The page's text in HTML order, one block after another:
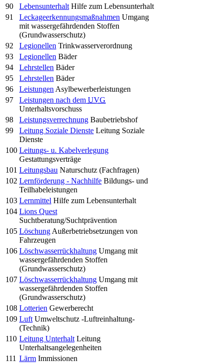
90
Lebensunterhalt Hilfe zum Lebensunterhalt
91
Leckageerkennungsmaßnahmen Umgang
mit wassergefährdenden Stoffen
(Grundwasserschutz)
92
Legionellen Trinkwasserverordnung
93
Legionellen Bäder
94
Lehrstellen Bäder
95
Lehrstellen Bäder
96
Leistungen Asylbewerberleistungen
97
Leistungen nach dem UVG
Unterhaltsvorschuss
98
Leistungsverrechnung Baubetriebshof
99
Leitung Soziale Dienste Leitung Soziale
Dienste
100 Leitungs- u. Kabelverlegung
Gestattungsverträge
101 Leitungsbau Naturschutz (Fachfragen)
102 Lernförderung - Nachhilfe Bildungs- und
Teilhabeleistungen
103 Lernmittel Hilfe zum Lebensunterhalt
104 Lions Quest
Suchtberatung/Suchtprävention
105 Löschung Außerbetriebsetzungen von
Fahrzeugen
106 Löschwasserrückhaltung Umgang mit
wassergefährdenden Stoffen
(Grundwasserschutz)
107 Löschwasserrückhaltung Umgang mit
wassergefährdenden Stoffen
(Grundwasserschutz)
108 Lotterien Gewerberecht
109 Luft Umweltschutz -Luftreinhaltung-
(Technik)
110 Leitung Unterhalt Leitung
Unterhaltsangelegenheiten
111 Lärm Immissionen